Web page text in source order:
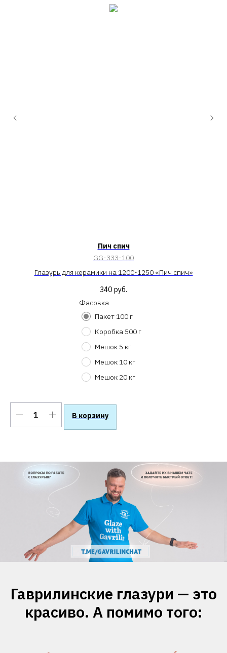
Пич спич
GG-333-100
Глазурь для керамики на 1200-1250 «Пич спич»
340 руб.
Фасовка
Пакет 100 г
Коробка 500 г
Мешок 5 кг
Мешок 10 кг
Мешок 20 кг
В корзину
Гаврилинские глазури — это
красиво. А помимо того: